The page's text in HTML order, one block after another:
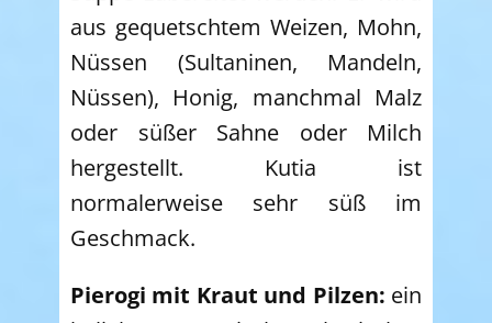
aus gequetschtem Weizen, Mohn,
Nüssen (Sultaninen, Mandeln,
Nüssen), Honig, manchmal Malz
oder süßer Sahne oder Milch
hergestellt. Kutia ist
normalerweise sehr süß im
Geschmack.
Pierogi mit Kraut und Pilzen: ein